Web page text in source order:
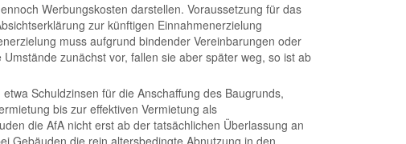
Werbungskosten darstellen. Voraussetzung für das
zur künftigen Einnahmenerzielung
muss aufgrund bindender Vereinbarungen oder
zunächst vor, fallen sie aber später weg, so ist ab
Schuldzinsen für die Anschaffung des Baugrunds,
bis zur effektiven Vermietung als
die AfA nicht erst ab der tatsächlichen Überlassung an
Gebäuden die rein altersbedingte Abnutzung in den